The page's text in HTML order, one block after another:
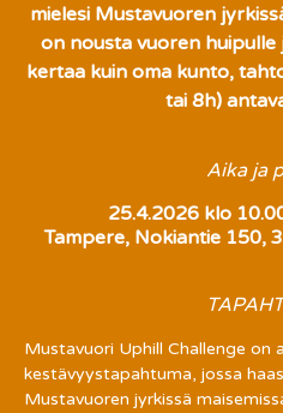
mielesi Mustavuoren
on nousta vuoren huipulle
kertaa kuin oma kunto,
tai 8h)
Aika ja
25.4.2026 klo
Tampere, Nokiantie 150,
Mustavuori Uphill Challenge on
kestävyystapahtuma, jossa
Mustavuoren jyrkissä